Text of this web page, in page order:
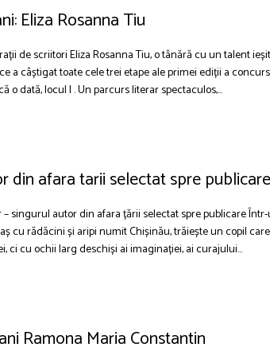
Eliza Rosanna Tiu
de scriitori Eliza Rosanna Tiu, o tânără cu un talent
a câștigat toate cele trei etape ale primei ediții a
o dată, locul I . Un parcurs literar spectaculos,...
din afara tarii selectat spre publicare
singurul autor din afara țării selectat spre publicare
cu rădăcini și aripi numit Chișinău, trăiește un copil
ci cu ochii larg deschiși ai imaginației, ai curajului...
Ramona Maria Constantin